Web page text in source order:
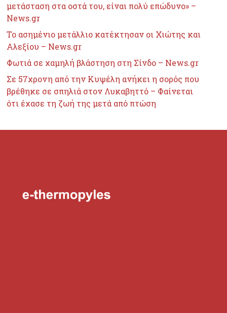
μετάσταση στα οστά του, είναι πολύ επώδυνο» –
News.gr
Το ασημένιο μετάλλιο κατέκτησαν οι Χιώτης και
Αλεξίου – News.gr
Φωτιά σε χαμηλή βλάστηση στη Σίνδο – News.gr
Σε 57χρονη από την Κυψέλη ανήκει η σορός που
βρέθηκε σε σπηλιά στον Λυκαβηττό – Φαίνεται
ότι έχασε τη ζωή της μετά από πτώση